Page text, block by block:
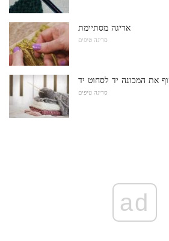
אריגה מסתיימת
סריגה טיפים
סריגה טיפים
ad